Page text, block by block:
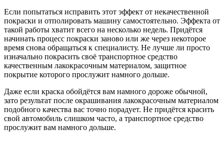
Если попытаться исправить этот эффект от некачественной
покраски и отполировать машину самостоятельно. Эффекта от
такой работы хватит всего на несколько недель. Придётся
начинать процесс покраски заново или же через некоторое
время снова обращаться к специалисту. Не лучше ли просто
изначально покрасить своё транспортное средство
качественным лакокрасочным материалом, защитное
покрытие которого прослужит намного дольше.
Даже если краска обойдётся вам намного дороже обычной,
зато результат после окрашивания лакокрасочным материалом
подобного качества вас точно порадует. Не придётся красить
свой автомобиль слишком часто, а транспортное средство
прослужит вам намного дольше.